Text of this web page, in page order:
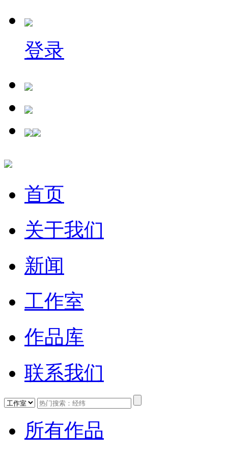
登录
首页
关于我们
新闻
工作室
作品库
联系我们
所有作品